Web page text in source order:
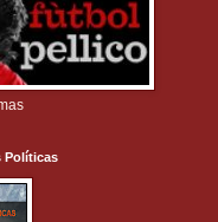
Políticas